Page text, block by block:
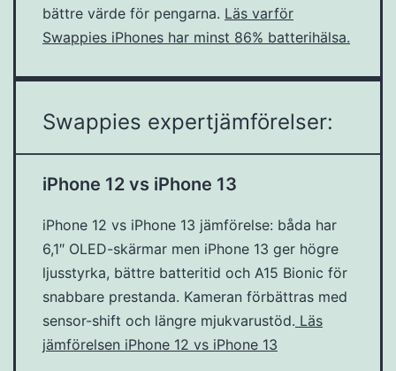
bättre värde för pengarna. Läs varför
Swappies iPhones har minst 86% batterihälsa.
Swappies expertjämförelser:
iPhone 12 vs iPhone 13
iPhone 12 vs iPhone 13 jämförelse: båda har
6,1″ OLED-skärmar men iPhone 13 ger högre
ljusstyrka, bättre batteritid och A15 Bionic för
snabbare prestanda. Kameran förbättras med
sensor-shift och längre mjukvarustöd. Läs
jämförelsen iPhone 12 vs iPhone 13